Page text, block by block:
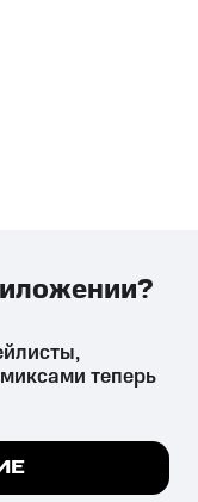
вред здоровью,
все
теперь